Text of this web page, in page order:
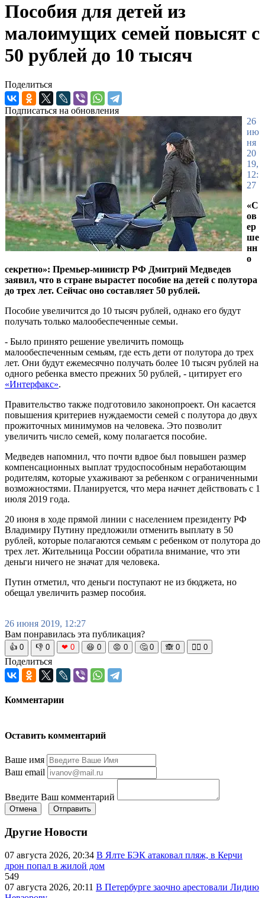
Пособия для детей из
малоимущих семей повысят с
50 рублей до 10 тысяч
Поделиться
Подписаться на обновления
26
ию
ня
20
19,
12:
27
«С
ов
ер
ше
нн
о
секретно»: Премьер-министр РФ Дмитрий Медведев
заявил, что в стране вырастет пособие на детей с полутора
до трех лет. Сейчас оно составляет 50 рублей.
Пособие увеличится до 10 тысяч рублей, однако его будут
получать только малообеспеченные семьи.
- Было принято решение увеличить помощь
малообеспеченным семьям, где есть дети от полутора до трех
лет. Они будут ежемесячно получать более 10 тысяч рублей на
одного ребенка вместо прежних 50 рублей, - цитирует его
«Интерфакс».
Правительство также подготовило законопроект. Он касается
повышения критериев нуждаемости семей с полутора до двух
прожиточных минимумов на человека. Это позволит
увеличить число семей, кому полагается пособие.
Медведев напомнил, что почти вдвое был повышен размер
компенсационных выплат трудоспособным неработающим
родителям, которые ухаживают за ребенком с ограниченными
возможностями. Планируется, что мера начнет действовать с 1
июля 2019 года.
20 июня в ходе прямой линии с населением президенту РФ
Владимиру Путину предложили отменить выплату в 50
рублей, которые полагаются семьям с ребенком от полутора до
трех лет. Жительница России обратила внимание, что эти
деньги ничего не значат для человека.
Путин отметил, что деньги поступают не из бюджета, но
обещал увеличить размер пособия.
26 июня 2019, 12:27
Вам понравилась эта публикация?
👍 0 👎 0 ❤ 0 😆 0 😡 0 🤔 0 🙈 0 🧘‍♀️ 0
Поделиться
Комментарии
Оставить комментарий
Ваше имя
Ваш email
Введите Ваш комментарий
Отмена Отправить
Другие Новости
07 августа 2026, 20:34 В Ялте БЭК атаковал пляж, в Керчи
дрон попал в жилой дом
549
07 августа 2026, 20:11 В Петербурге заочно арестовали Лидию